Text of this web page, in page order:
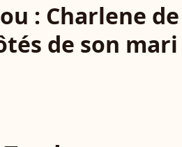
: Charlene de
de son mari